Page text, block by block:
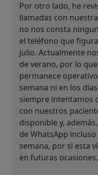
Por otro lado, he
llamadas con
no nos consta
el teléfono que
julio. Actualmente
de verano, por lo
permanece
semana ni en los
siempre intentamos
con nuestros
disponible y,
de WhatsApp
semana, por si esta
en futuras ocasiones.